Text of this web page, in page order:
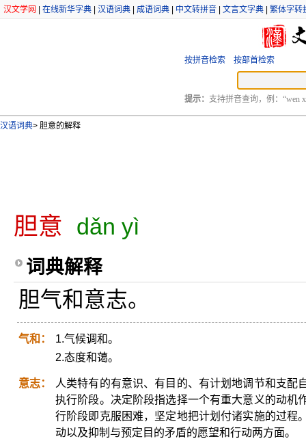
汉文学网 在线新华字典 汉语词典 成语词典 中文转拼音 文言文字典 繁体字转
按拼音检索 按部首检索
提示： 支持拼音查询，例：“wen
汉语词典> 胆意的解释
胆意 dǎn yì
词典解释
胆气和意志。
气和：
1.气候调和。
2.态度和蔼。
意志：
人类特有的有意识、有目的、有计划地调节和支配
执行阶段。决定阶段指选择一个有重大意义的动机
行阶段即克服困难，坚定地把计划付诸实施的过程
动以及抑制与预定目的矛盾的愿望和行动两方面。